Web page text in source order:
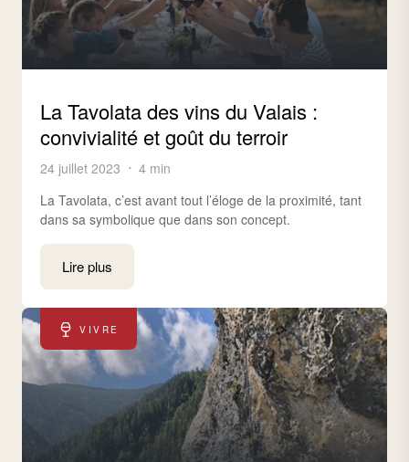
La Tavolata des vins du Valais :
convivialité et goût du terroir
24 juillet 2023
4 min
La Tavolata, c’est avant tout l’éloge de la proximité, tant
dans sa symbolique que dans son concept.
Lire plus
VIVRE